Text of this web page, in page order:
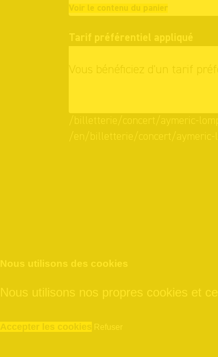
Voir le contenu du panier
Tarif préférentiel appliqué
Vous bénéficiez d'un tarif
/billetterie/concert/aymeric-
/en/billetterie/concert/aymeric-
Nous utilisons des cookies
Nous utilisons nos propres cookies et
Accepter les cookies Refuser